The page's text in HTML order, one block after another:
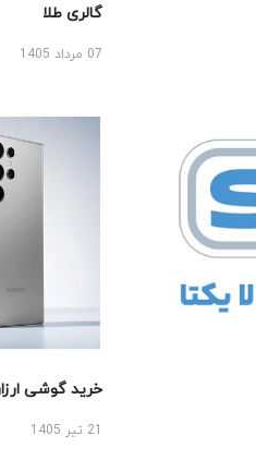
گالری طلا
07 مرداد 1405
خرید گوشی ارزان